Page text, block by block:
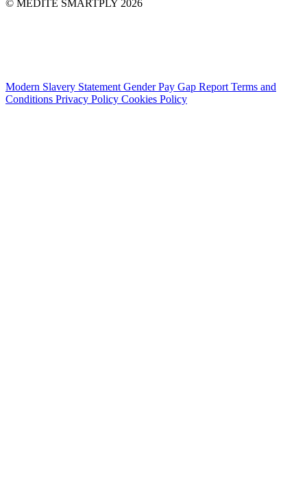
© MEDITE SMARTPLY 2026
Modern Slavery Statement Gender Pay Gap Report Terms and
Conditions Privacy Policy Cookies Policy